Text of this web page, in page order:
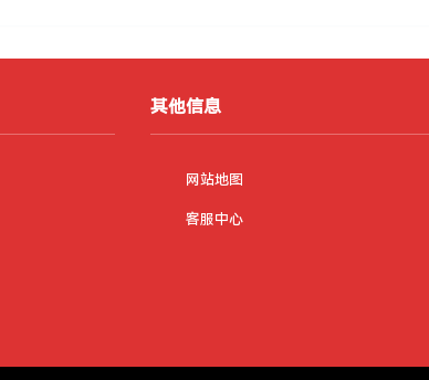
其他信息
网站地图
客服中心